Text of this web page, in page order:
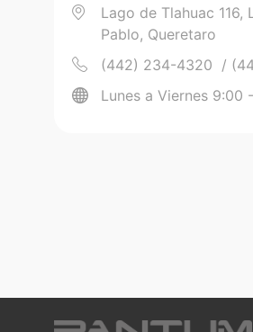
Lago de Tlahuac 116,
Pablo, Queretaro
(442) 234-4320 /
Lunes a Viernes 9:00